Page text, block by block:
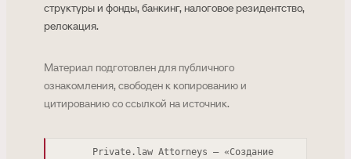
структуры и фонды, банкинг, налоговое резидентство,
релокация.
Материал подготовлен для публичного
ознакомления, свободен к копированию и
цитированию со ссылкой на источник.
Private.law Attorneys — «Создание